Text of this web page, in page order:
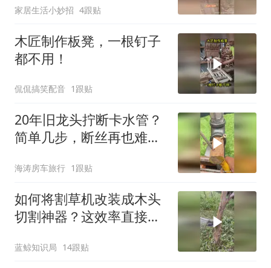
家居生活小妙招 4跟贴
木匠制作板凳，一根钉子
都不用！
侃侃搞笑配音 1跟贴
20年旧龙头拧断卡水管？
简单几步，断丝再也难不
海涛房车旅行 1跟贴
如何将割草机改装成木头
切割神器？这效率直接翻
蓝鲸知识局 14跟贴